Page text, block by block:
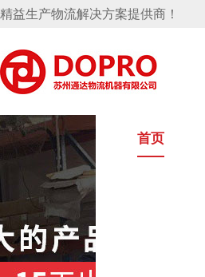
精益生产物流解决方案提供商！
首页
葫芦娃下载最污架
盘 保险杠料架
车
桶水箱支架
行业